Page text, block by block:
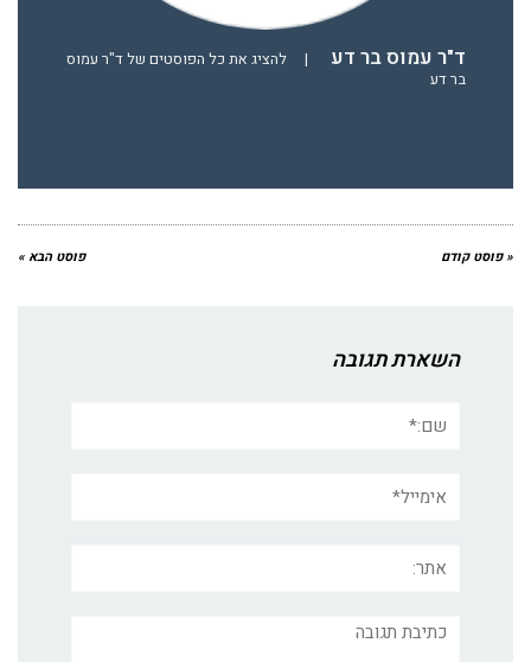
ד"ר עמוס בר דע |
להציג את כל הפוסטים של ד"ר עמוס
בר דע
« פוסט קודם פוסט הבא »
השארת תגובה
תגובה